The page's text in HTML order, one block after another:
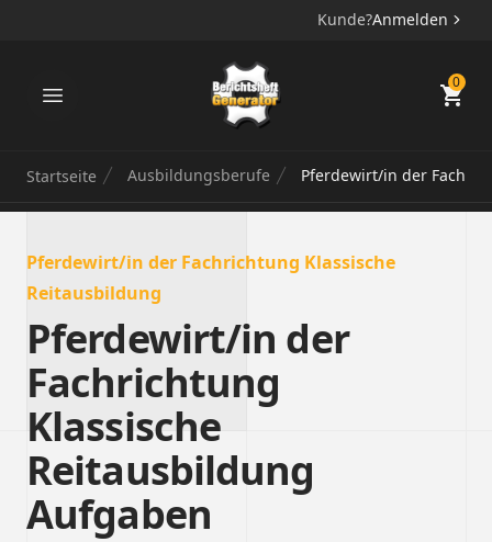
Kunde?Anmelden
Berichtsheft Generator 0
Startseite Ausbildungsberufe Pferdewirt/in der
Pferdewirt/in der Fachrichtung Klassische
Reitausbildung
Pferdewirt/in der
Fachrichtung
Klassische
Reitausbildung
Aufgaben